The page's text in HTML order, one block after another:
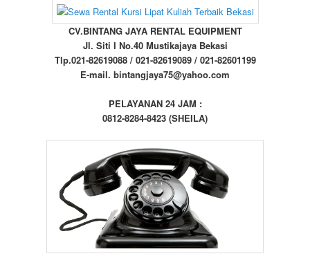
CV.BINTANG JAYA RENTAL EQUIPMENT
Jl. Siti I No.40 Mustikajaya Bekasi
Tlp.021-82619088 / 021-82619089 / 021-82601199
E-mail. bintangjaya75@yahoo.com
PELAYANAN 24 JAM :
0812-8284-8423 (SHEILA)